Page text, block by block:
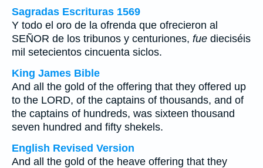
Sagradas Escrituras 1569
Y todo el oro de la ofrenda que ofrecieron al
SEÑOR de los tribunos y centuriones, fue dieciséis
mil setecientos cincuenta siclos.
King James Bible
And all the gold of the offering that they offered up
to the LORD, of the captains of thousands, and of
the captains of hundreds, was sixteen thousand
seven hundred and fifty shekels.
English Revised Version
And all the gold of the heave offering that they